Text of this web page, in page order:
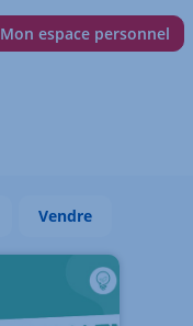
Mon espace personnel
Vendre